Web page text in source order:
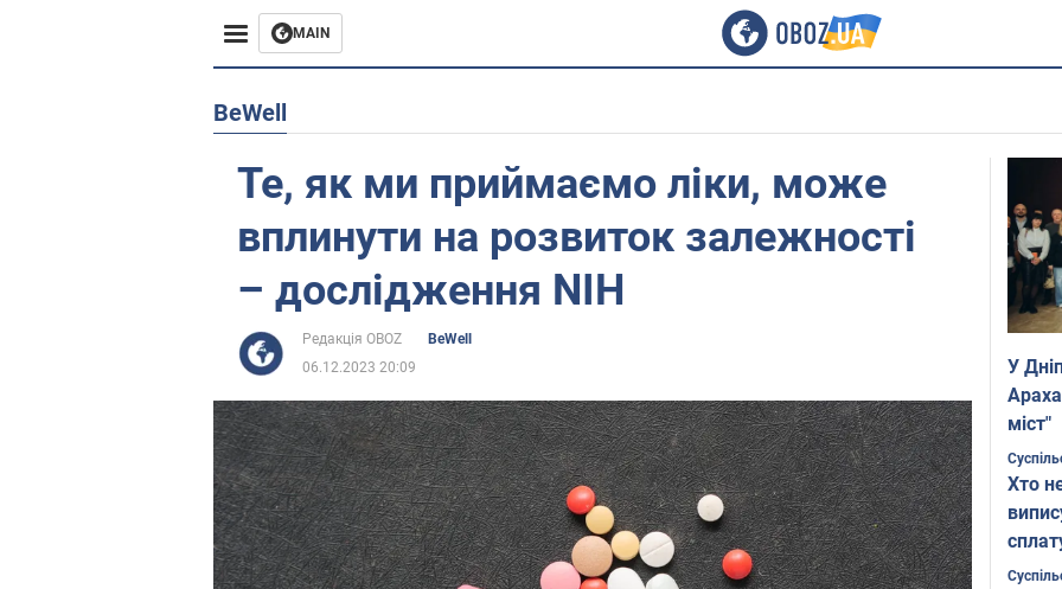
MAIN
Європа
Життя
BeWell
Те, як ми приймаємо ліки, може
вплинути на розвиток залежності
– дослідження NIH
Редакція OBOZ
BeWell
06.12.2023 20:09
У
міст"
Хто